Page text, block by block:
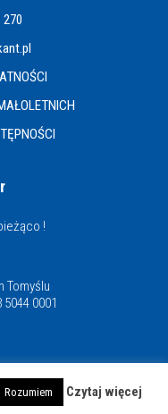
270
!
Tomyślu
5044 0001
Publiczna
Rozumiem Czytaj więcej